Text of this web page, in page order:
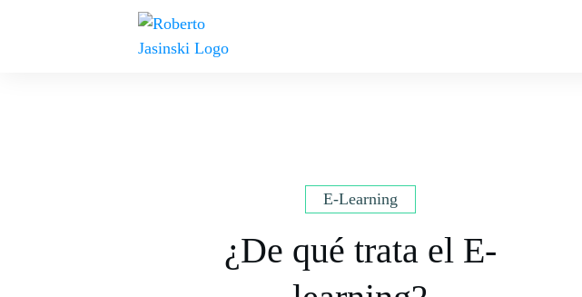
E-Learning
¿De qué trata el E-